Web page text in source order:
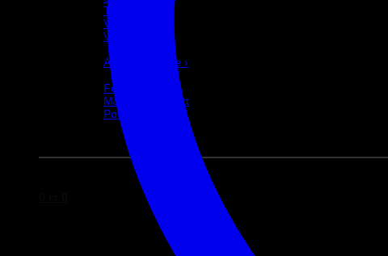
Toyota
Volkswagen
Volvo
Varumärke
Alla Varumärke ›
Helix Autosport
Ferodo
M&M Motorsport
Powerflex
Evo Corse
Sparco